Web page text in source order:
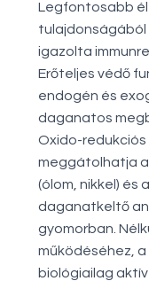
Legfontosabb
tulajdonságából
igazolta
Erőteljes védő
endogén és
daganatos
Oxido-
meggátolhatja
(ólom, nikkel) és
daganatkeltő
gyomorban.
működéséhez,
biológiailag